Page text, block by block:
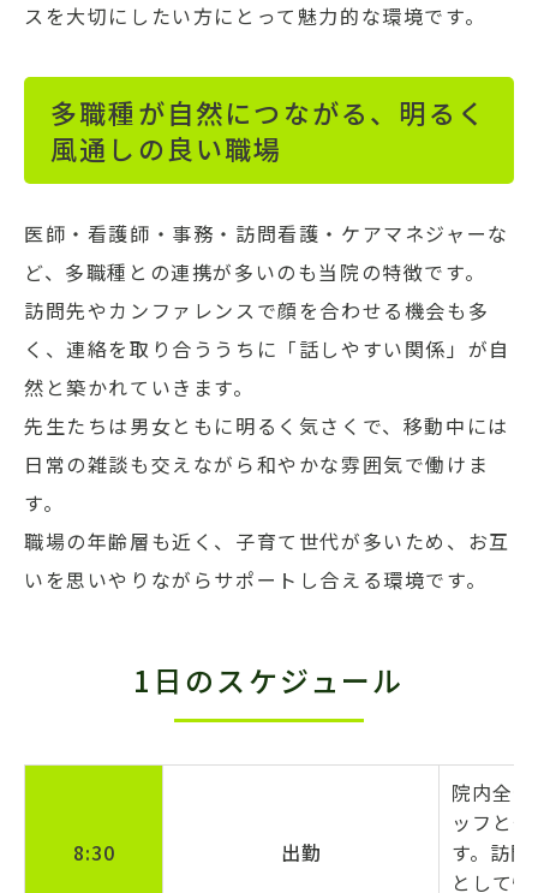
スを大切にしたい方にとって魅力的な環境です。
多職種が自然につながる、明るく
風通しの良い職場
医師・看護師・事務・訪問看護・ケアマネジャーな
ど、多職種との連携が多いのも当院の特徴です。
訪問先やカンファレンスで顔を合わせる機会も多
く、連絡を取り合ううちに「話しやすい関係」が自
然と築かれていきます。
先生たちは男女ともに明るく気さくで、移動中には
日常の雑談も交えながら和やかな雰囲気で働けま
す。
職場の年齢層も近く、子育て世代が多いため、お互
いを思いやりながらサポートし合える環境です。
1日のスケジュール
8:30 出勤
院内全
ッフと
す。訪
として